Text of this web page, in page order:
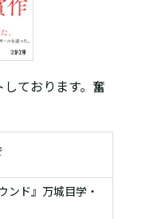
ております。奮
ンド』万城目学・